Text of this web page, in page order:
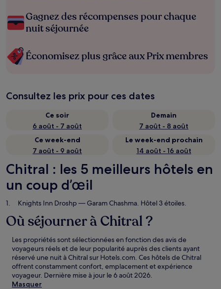
Gagnez des récompenses pour chaque
nuit séjournée
Économisez plus grâce aux Prix membres
Consultez les prix pour ces dates
Ce soir
6 août - 7 août
Demain
7 août - 8 août
Ce week-end
7 août - 9 août
Le week-end prochain
14 août - 16 août
Chitral : les 5 meilleurs hôtels en
un coup d’œil
Knights Inn Droshp — Garam Chashma. Hôtel 3 étoiles.
Où séjourner à Chitral ?
Les propriétés sont sélectionnées en fonction des avis de
voyageurs réels et de leur popularité auprès des clients ayant
réservé une nuit à Chitral sur Hotels.com. Ces hôtels de Chitral
offrent constamment confort, emplacement et expérience
voyageur. Dernière mise à jour le6 août 2026.
Masquer